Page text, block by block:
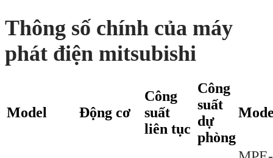
Thông số chính của máy
phát điện mitsubishi
Model Động cơ
Công
suất
liên tục
Công
suất
dự
phòng